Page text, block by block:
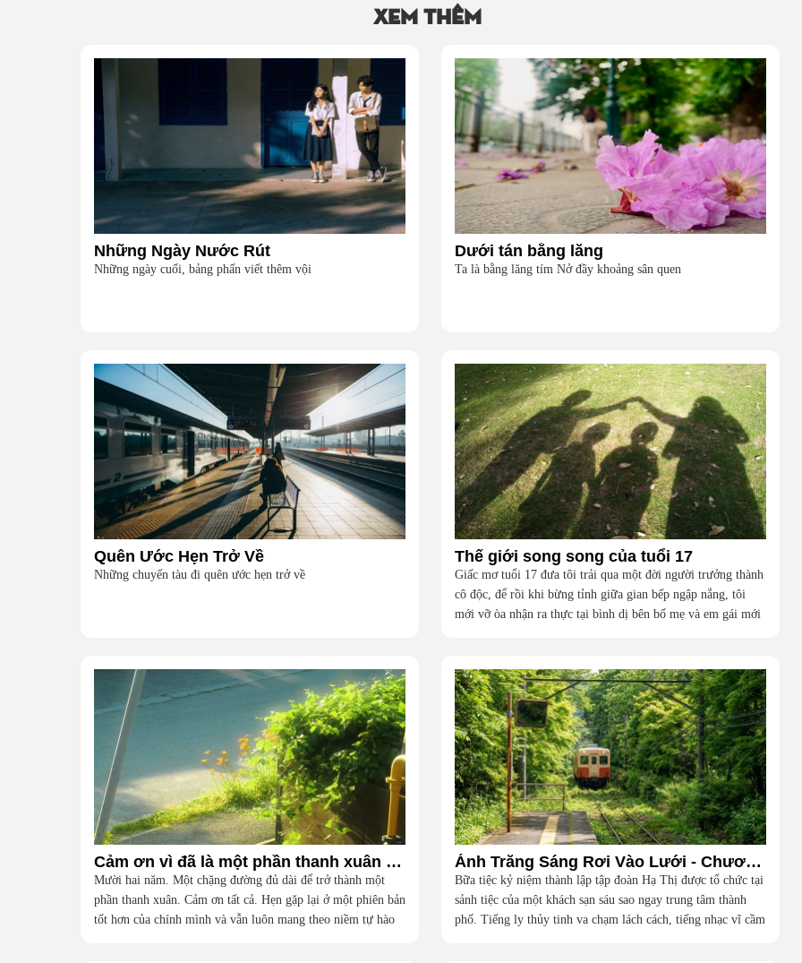
Xem thêm
Những Ngày Nước Rút
Những ngày cuối, bảng phấn viết thêm vội
Dưới tán bằng lăng
Ta là bằng lăng tím Nở đầy khoảng sân quen
Quên Ước Hẹn Trở Về
Những chuyến tàu đi quên ước hẹn trở về
Thế giới song song của tuổi 17
Giấc mơ tuổi 17 đưa tôi trải qua một đời người trưởng thành
cô độc, để rồi khi bừng tỉnh giữa gian bếp ngập nắng, tôi
mới vỡ òa nhận ra thực tại bình dị bên bố mẹ và em gái mới
Cảm ơn vì đã là một phần thanh xuân của tôi
Mười hai năm. Một chặng đường đủ dài để trở thành một
phần thanh xuân. Cảm ơn tất cả. Hẹn gặp lại ở một phiên bản
tốt hơn của chính mình và vẫn luôn mang theo niềm tự hào
Ánh Trăng Sáng Rơi Vào Lưới - Chương 1
Bữa tiệc kỷ niệm thành lập tập đoàn Hạ Thị được tổ chức tại
sảnh tiệc của một khách sạn sáu sao ngay trung tâm thành
phố. Tiếng ly thủy tinh va chạm lách cách, tiếng nhạc vĩ cầm